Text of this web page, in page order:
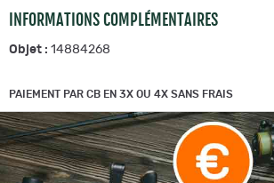
INFORMATIONS COMPLÉMENTAIRES
Objet : 14884268
PAIEMENT PAR CB EN 3X OU 4X SANS FRAIS